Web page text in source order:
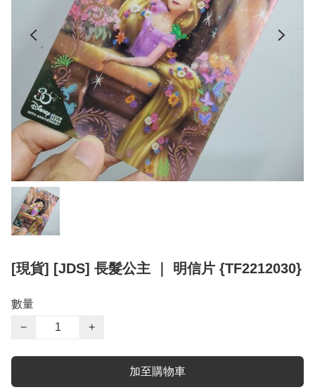
[現貨] [JDS] 長髮公主 ｜ 明信片 {TF2212030}
數量
−
+
加至購物車